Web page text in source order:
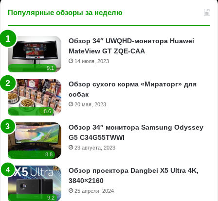
Популярные обзоры за неделю
9.1
Обзор 34″ UWQHD-монитора Huawei
MateView GT ZQE-CAA
14 июля, 2023
8.6
Обзор сухого корма «Мираторг» для
собак
20 мая, 2023
8.8
Обзор 34″ монитора Samsung Odyssey
G5 C34G55TWWI
23 августа, 2023
9.2
Обзор проектора Dangbei X5 Ultra 4K,
3840×2160
25 апреля, 2024